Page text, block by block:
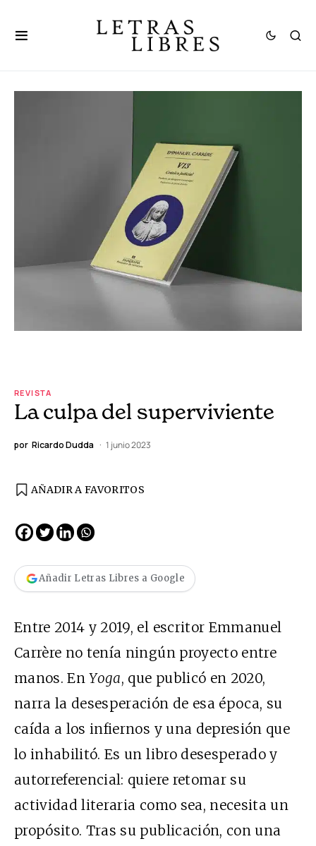
REVISTA
La culpa del superviviente
por Ricardo Dudda 1 junio 2023
AÑADIR A FAVORITOS
Añadir Letras Libres a Google
Entre 2014 y 2019, el escritor Emmanuel
Carrère no tenía ningún proyecto entre
manos. EnYoga, que publicó en 2020,
narra la desesperación de esa época, su
caída a los infiernos y una depresión que
lo inhabilitó. Es un libro desesperado y
autorreferencial: quiere retomar su
actividad literaria como sea, necesita un
propósito. Tras su publicación, con una